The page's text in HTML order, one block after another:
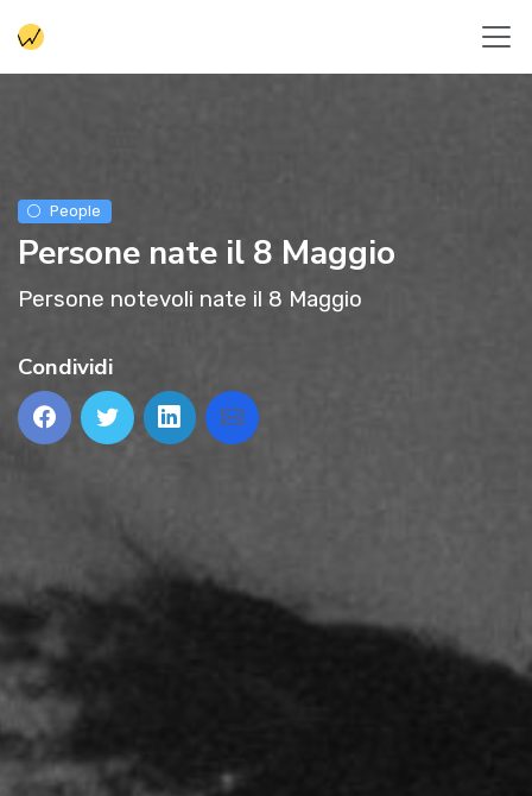
People
Persone nate il 8 Maggio
Persone notevoli nate il 8 Maggio
Condividi